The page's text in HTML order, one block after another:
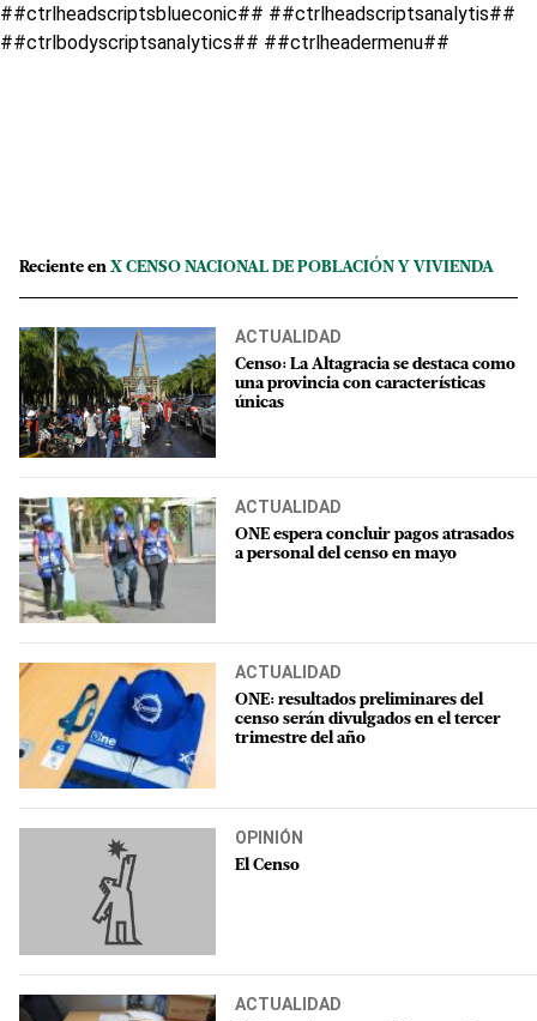
##ctrlheadscriptsblueconic## ##ctrlheadscriptsanalytis##
##ctrlbodyscriptsanalytics## ##ctrlheadermenu##
Reciente en X CENSO NACIONAL DE POBLACIÓN Y VIVIENDA
ACTUALIDAD
Censo: La Altagracia se destaca como
una provincia con características
únicas
ACTUALIDAD
ONE espera concluir pagos atrasados
a personal del censo en mayo
ACTUALIDAD
ONE: resultados preliminares del
censo serán divulgados en el tercer
trimestre del año
OPINIÓN
El Censo
ACTUALIDAD